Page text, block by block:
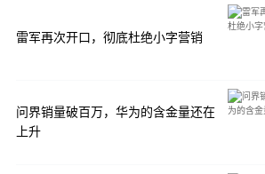
雷军再次开口，彻底杜绝小字营销
问界销量破百万，华为的含金量还在
上升